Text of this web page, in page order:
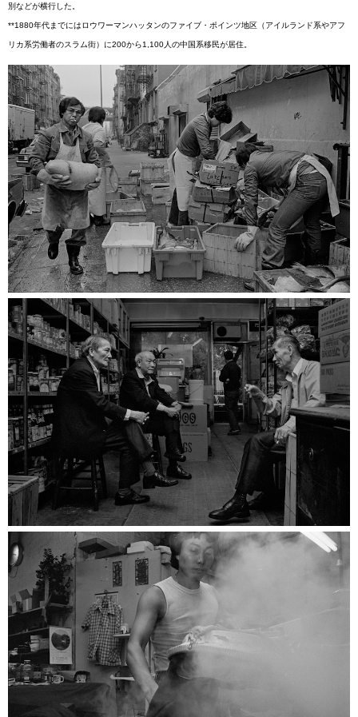
別などが横行した。
**1880年代までにはロウワーマンハッタンのファイブ・ポインツ地区（アイルランド系やアフ
リカ系労働者のスラム街）に200から1,100人の中国系移民が居住。